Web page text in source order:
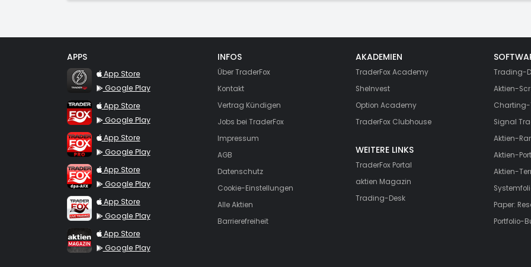
APPS
TraderFox Flash
App Store
Google Play
TraderFox App
App Store
Google Play
TraderFox Pro
App Store
Google Play
TraderFox dpa-AFX ProFeed
App Store
Google Play
TraderFox Live Trading
App Store
Google Play
TraderFox aktien Magazin
App Store
Google Play
INFOS
Über TraderFox
Kontakt
Vertrag Kündigen
Jobs bei TraderFox
Impressum
AGB
Datenschutz
Cookie-Einstellungen
Alle Aktien
Barrierefreiheit
AKADEMIEN
TraderFox Academy
SheInvest
Option Academy
TraderFox Clubhouse
WEITERE LINKS
TraderFox Portal
aktien Magazin
Trading-Desk
Trading-
Aktien-
Charting-
Signal
Aktien-
Aktien-
Aktien-
Paper:
Portfolio-